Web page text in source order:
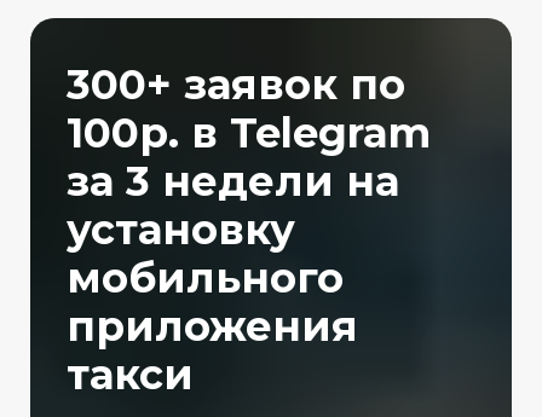
300+ заявок по
100р. в Telegram
за 3 недели на
установку
мобильного
приложения
такси